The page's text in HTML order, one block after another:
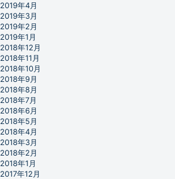
2019年4月
2019年3月
2019年2月
2019年1月
2018年12月
2018年11月
2018年10月
2018年9月
2018年8月
2018年7月
2018年6月
2018年5月
2018年4月
2018年3月
2018年2月
2018年1月
2017年12月